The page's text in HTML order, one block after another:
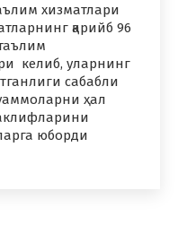
хизматлари
қарийб 96
келиб, уларнинг
сабабли
ҳал
юборди